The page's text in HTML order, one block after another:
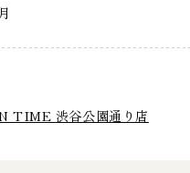
TIME 渋谷公園通り店